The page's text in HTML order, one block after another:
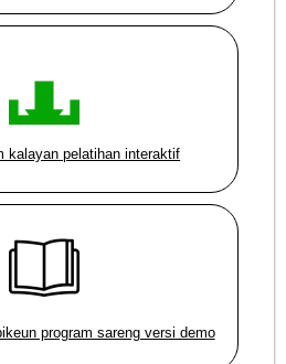
kalayan pelatihan interaktif
program sareng versi demo